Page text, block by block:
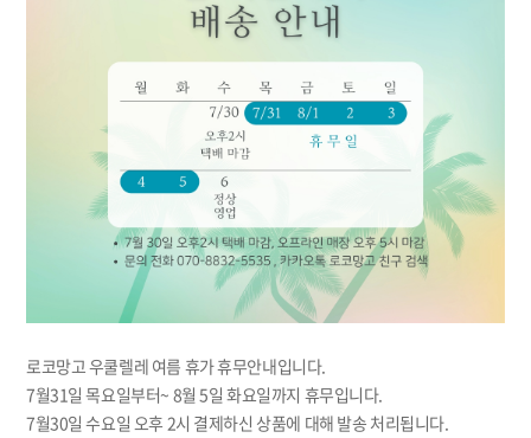
로코망고 우쿨렐레 여름 휴가 휴무안내입니다.
7월31일 목요일부터~ 8월 5일 화요일까지 휴무입니다.
7월30일 수요일 오후 2시 결제하신 상품에 대해 발송 처리됩니다.